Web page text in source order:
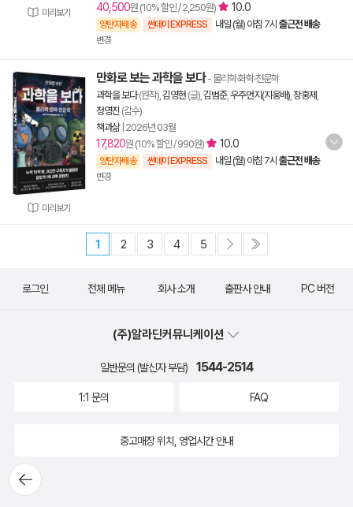
미리보기 40,500원 (10% 할인 / 2,250원) 10.0
양탄자배송 썬데이 EXPRESS 내일 (월) 아침 7시 출근전 배송
변경
미리보기
만화로 보는 과학을 보다- 물리학·화학·천문학
과학을 보다(원작), 김영현 (글), 김범준, 우주먼지(지웅배) 장홍제
정영진 (감수)
책과삶| 2026년 03월
17,820원 (10% 할인 / 990원) 10.0
양탄자배송 썬데이 EXPRESS 내일 (월) 아침 7시 출근전 배송
변경
1 2 3 4 5
뒤로가
기
로그인 전체 메뉴 회사 소개 출판사 안내 PC 버전
(주)알라딘커뮤니케이션
일반문의 (발신자 부담) 1544-2514
1:1 문의 FAQ
중고매장 위치, 영업시간 안내